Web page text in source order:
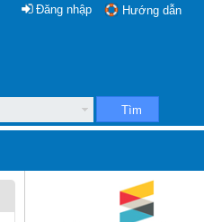
Hướng dẫn
Đăng nhập
Tìm